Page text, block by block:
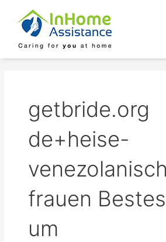
content
getbride.org
de+heise-
frauen
um